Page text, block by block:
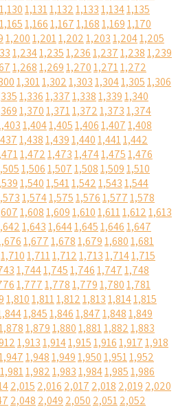
1,1301,1311,1321,1331,1341,135
1,1651,1661,1671,1681,1691,170
1,2001,2011,2021,2031,2041,205
1,2341,2351,2361,2371,2381,239
1,2681,2691,2701,2711,272
1,3011,3021,3031,3041,3051,306
1,3361,3371,3381,3391,340
1,3701,3711,3721,3731,374
1,4041,4051,4061,4071,408
1,4381,4391,4401,4411,442
1,4721,4731,4741,4751,476
1,5061,5071,5081,5091,510
1,5401,5411,5421,5431,544
1,5741,5751,5761,5771,578
1,6081,6091,6101,6111,6121,613
1,6431,6441,6451,6461,647
1,6771,6781,6791,6801,681
1,7101,7111,7121,7131,7141,715
1,7441,7451,7461,7471,748
1,7771,7781,7791,7801,781
1,8101,8111,8121,8131,8141,815
1,8451,8461,8471,8481,849
1,8791,8801,8811,8821,883
1,9131,9141,9151,9161,9171,918
1,9481,9491,9501,9511,952
1,9811,9821,9831,9841,9851,986
2,015 2,016 2,017 2,018 2,019 2,020
2,048 2,049 2,050 2,0512,052